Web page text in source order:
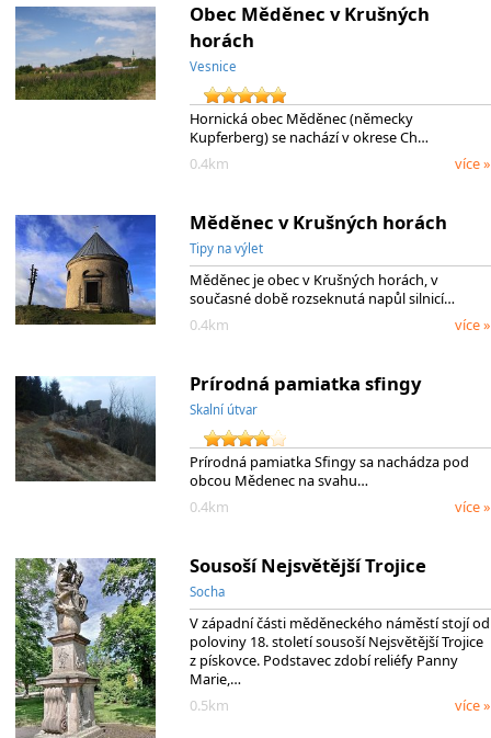
Obec Měděnec v Krušných
horách
Vesnice
Hornická obec Měděnec (německy
Kupferberg) se nachází v okrese Ch…
0.4km
více »
Měděnec v Krušných horách
Tipy na výlet
Měděnec je obec v Krušných horách, v
současné době rozseknutá napůl silnicí…
0.4km
více »
Prírodná pamiatka sfingy
Skalní útvar
Prírodná pamiatka Sfingy sa nachádza pod
obcou Mědenec na svahu…
0.4km
více »
Sousoší Nejsvětější Trojice
Socha
V západní části měděneckého náměstí stojí od
poloviny 18. století sousoší Nejsvětější Trojice
z pískovce. Podstavec zdobí reliéfy Panny
Marie,…
0.5km
více »